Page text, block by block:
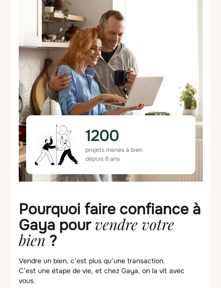
1200
projets menés à bien
depuis 6 ans
Pourquoi faire confiance à
Gaya pour vendre votre
bien ?
Vendre un bien, c’est plus qu’une transaction.
C’est une étape de vie, et chez Gaya, on la vit avec
vous.